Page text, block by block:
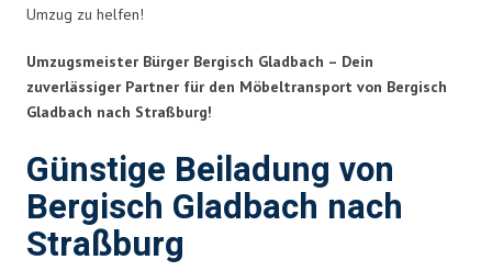
Umzug zu helfen!
Umzugsmeister Bürger Bergisch Gladbach – Dein
zuverlässiger Partner für den Möbeltransport von Bergisch
Gladbach nach Straßburg!
Günstige Beiladung von
Bergisch Gladbach nach
Straßburg